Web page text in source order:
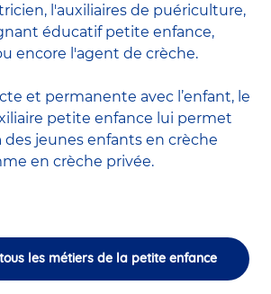
, l'auxiliaires de puériculture,
éducatif petite enfance,
encore l'agent de crèche.
et permanente avec l’enfant, le
petite enfance lui permet
des jeunes enfants en crèche
en crèche privée.
les métiers de la petite enfance